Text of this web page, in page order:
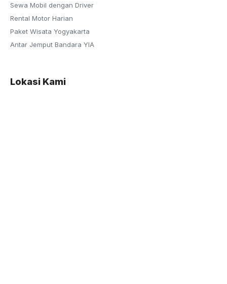
Sewa Mobil dengan Driver
Rental Motor Harian
Paket Wisata Yogyakarta
Antar Jemput Bandara YIA
Lokasi Kami